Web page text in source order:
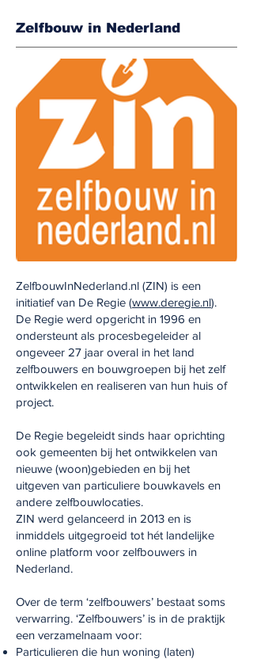
Zelfbouw in Nederland
ZelfbouwInNederland.nl (ZIN) is een
initiatief van De Regie (www.deregie.nl).
De Regie werd opgericht in 1996 en
ondersteunt als procesbegeleider al
ongeveer 27 jaar overal in het land
zelfbouwers en bouwgroepen bij het zelf
ontwikkelen en realiseren van hun huis of
project.
De Regie begeleidt sinds haar oprichting
ook gemeenten bij het ontwikkelen van
nieuwe (woon)gebieden en bij het
uitgeven van particuliere bouwkavels en
andere zelfbouwlocaties.
ZIN werd gelanceerd in 2013 en is
inmiddels uitgegroeid tot hét landelijke
online platform voor zelfbouwers in
Nederland.
Over de term ‘zelfbouwers’ bestaat soms
verwarring. ‘Zelfbouwers’ is in de praktijk
een verzamelnaam voor:
Particulieren die hun woning (laten)